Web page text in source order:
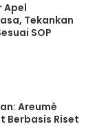
Apel
Tekankan
SOP
Areumè
Berbasis Riset